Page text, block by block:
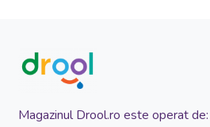
Magazinul Drool.ro este operat de: